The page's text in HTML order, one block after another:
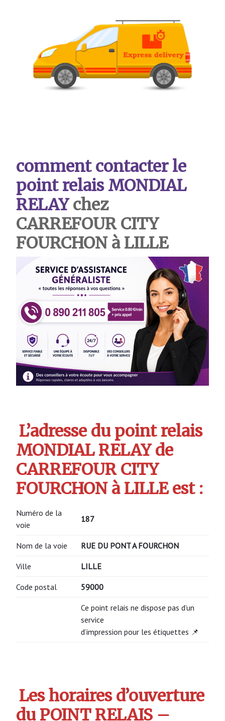
comment contacter le
point relais MONDIAL
RELAYchez
CARREFOUR CITY
FOURCHON à LILLE
L’adresse du point relais
MONDIAL RELAY de
CARREFOUR CITY
FOURCHON à LILLE est :
Numéro de la
voie
187
Nom de la voie RUE DU PONT A FOURCHON
Ville LILLE
Code postal 59000
Ce point relais ne dispose pas d’un
service
d’impression pour les étiquettes 📌
Les horaires d’ouverture
du POINT RELAIS –